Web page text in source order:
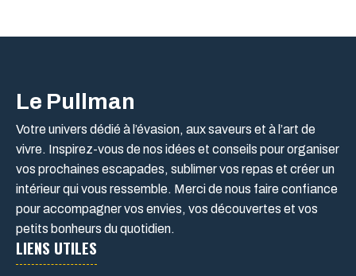
Le Pullman
Votre univers dédié à l’évasion, aux saveurs et à l’art de
vivre. Inspirez-vous de nos idées et conseils pour organiser
vos prochaines escapades, sublimer vos repas et créer un
intérieur qui vous ressemble. Merci de nous faire confiance
pour accompagner vos envies, vos découvertes et vos
petits bonheurs du quotidien.
LIENS UTILES